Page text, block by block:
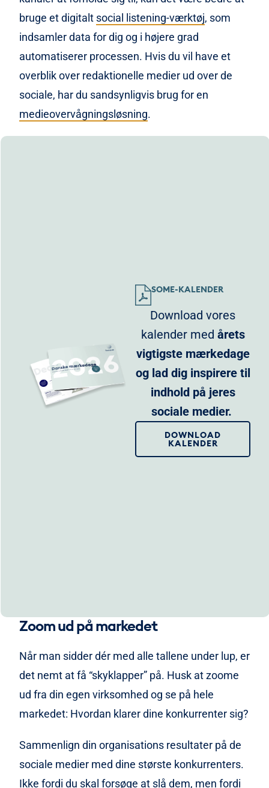
bruge et digitalt social listening-værktøj, som
indsamler data for dig og i højere grad
automatiserer processen. Hvis du vil have et
overblik over redaktionelle medier ud over de
sociale, har du sandsynligvis brug for en
medieovervågningsløsning.
SOME-KALENDER
Download vores
kalender med årets
vigtigste mærkedage
og lad dig inspirere til
indhold på jeres
sociale medier.
DOWNLOAD
KALENDER
Zoom ud på markedet
Når man sidder dér med alle tallene under lup, er
det nemt at få “skyklapper” på. Husk at zoome
ud fra din egen virksomhed og se på hele
markedet: Hvordan klarer dine konkurrenter sig?
Sammenlign din organisations resultater på de
sociale medier med dine største konkurrenters.
Ikke fordi du skal forsøge at slå dem, men fordi